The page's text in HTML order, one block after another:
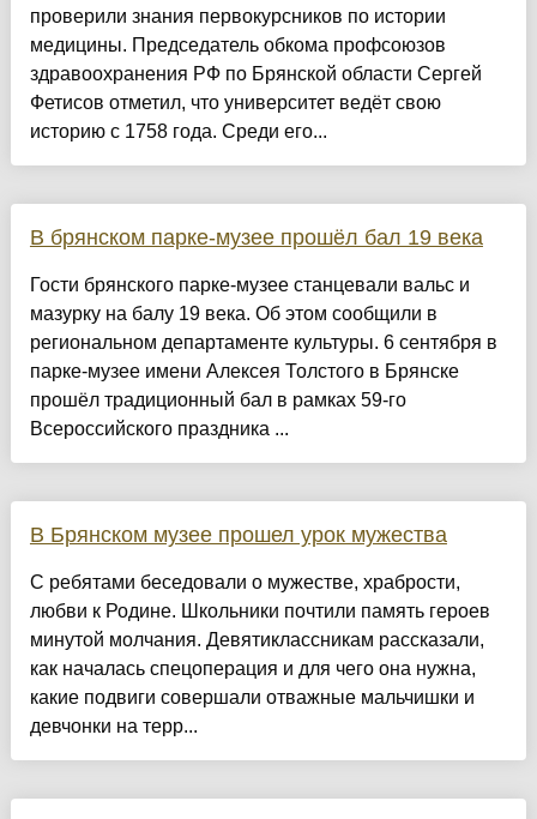
проверили знания первокурсников по истории
медицины. Председатель обкома профсоюзов
здравоохранения РФ по Брянской области Сергей
Фетисов отметил, что университет ведёт свою
историю с 1758 года. Среди его...
В брянском парке-музее прошёл бал 19 века
Гости брянского парке-музее станцевали вальс и
мазурку на балу 19 века. Об этом сообщили в
региональном департаменте культуры. 6 сентября в
парке-музее имени Алексея Толстого в Брянске
прошёл традиционный бал в рамках 59-го
Всероссийского праздника ...
В Брянском музее прошел урок мужества
С ребятами беседовали о мужестве, храбрости,
любви к Родине. Школьники почтили память героев
минутой молчания. Девятиклассникам рассказали,
как началась спецоперация и для чего она нужна,
какие подвиги совершали отважные мальчишки и
девчонки на терр...